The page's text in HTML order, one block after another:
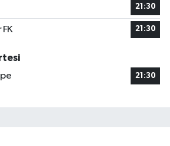
21:30
21:30
21:30